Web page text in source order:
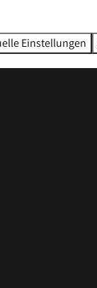
Einstellungen